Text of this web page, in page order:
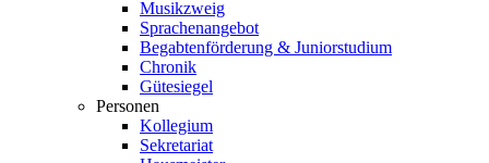
Musikzweig
Sprachenangebot
Begabtenförderung & Juniorstudium
Chronik
Gütesiegel
Personen
Kollegium
Sekretariat